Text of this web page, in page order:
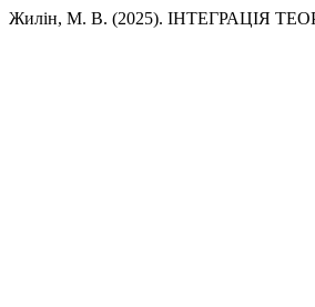
Жилін, М. В. (2025). ІНТЕГРАЦІЯ